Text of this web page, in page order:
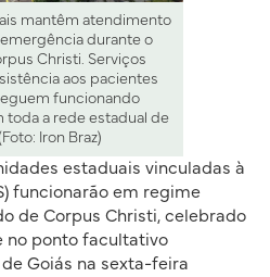
mantêm atendimento
durante o
Christi. Serviços
aos pacientes
funcionando
toda a rede estadual de
Iron Braz)
estaduais vinculadas à
funcionarão em regime
de Corpus Christi, celebrado
no ponto facultativo
Goiás na sexta-feira